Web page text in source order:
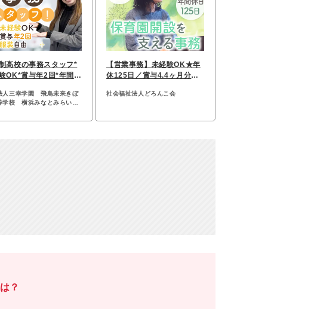
高校の事務スタッフ*
OK*賞与年2回*年間休
人三幸学園 飛鳥未来きぼ
学校 横浜みなとみらいキ
【営業事務】未経験OK★年
休125日／賞与4.4ヶ月分／
社会福祉法人どろんこ会
？